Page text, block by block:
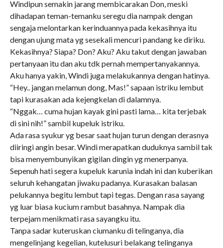
Windipun semakin jarang membicarakan Don, meski
dihadapan teman-temanku seregu dia nampak dengan
sengaja melontarkan kerinduannya pada kekasihnya itu
dengan ujung mata yg sesekali mencuri pandang ke diriku.
Kekasihnya? Siapa? Don? Aku? Aku takut dengan jawaban
pertanyaan itu dan aku tdk pernah mempertanyakannya.
Aku hanya yakin, Windi juga melakukannya dengan hatinya.
“Hey.. jangan melamun dong, Mas!” sapaan istriku lembut
tapi kurasakan ada kejengkelan di dalamnya.
“Nggak… cuma hujan kayak gini pasti lama… kita terjebak
di sini nih!” sambil kupeluk istriku.
Ada rasa syukur yg besar saat hujan turun dengan derasnya
diiringi angin besar. Windi merapatkan duduknya sambil tak
bisa menyembunyikan gigilan dingin yg menerpanya.
Sepenuh hati segera kupeluk karunia indah ini dan kuberikan
seluruh kehangatan jiwaku padanya. Kurasakan balasan
pelukannya begitu lembut tapi tegas. Dengan rasa sayang
yg luar biasa kucium rambut basahnya. Nampak dia
terpejam menikmati rasa sayangku itu.
Tanpa sadar kuteruskan ciumanku di telinganya, dia
mengelinjang kegelian, kutelusuri belakang telinganya